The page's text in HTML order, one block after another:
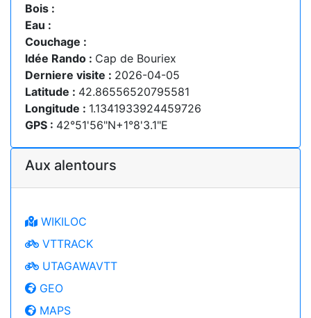
Bois :
Eau :
Couchage :
Idée Rando : Cap de Bouriex
Derniere visite : 2026-04-05
Latitude : 42.86556520795581
Longitude : 1.1341933924459726
GPS : 42°51'56"N+1°8'3.1"E
Aux alentours
WIKILOC
VTTRACK
UTAGAWAVTT
GEO
MAPS